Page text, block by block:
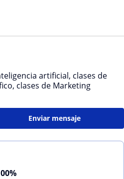
artificial, clases de
clases de Marketing
Enviar mensaje